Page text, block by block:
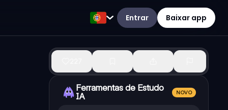
Entrar Baixar app
Ferramentas de Estudo
IA
NOVO